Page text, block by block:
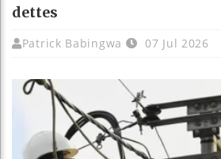
dettes
Patrick Babingwa 07 Jul 2026